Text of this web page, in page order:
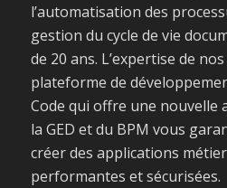
l’automatisation des
gestion du cycle de vie
de 20 ans. L’expertise de
plateforme de
Code qui offre une nouvelle
la GED et du BPM vous
créer des applications
performantes et sécurisées.